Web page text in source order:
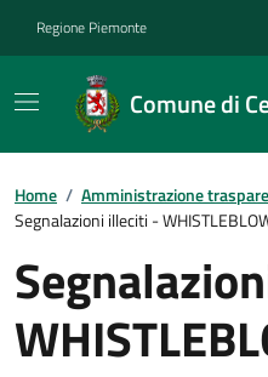
Regione Piemonte
Comune di
Home / Amministrazione
Segnalazioni illeciti -